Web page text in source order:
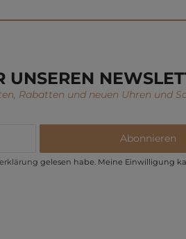
UNSEREN
Rabatten und neuen Uhren und
Abonnieren
gelesen habe. Meine Einwilligung